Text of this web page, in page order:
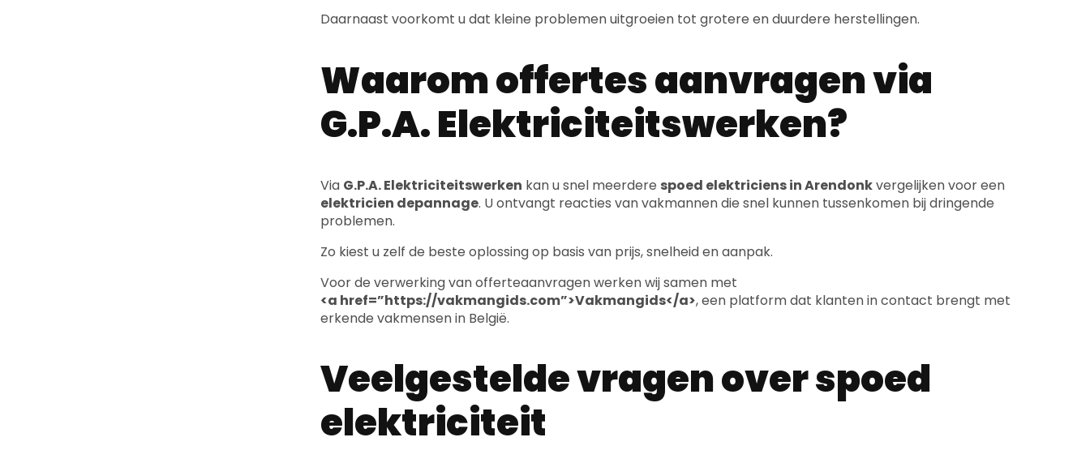
Daarnaast voorkomt u dat kleine problemen uitgroeien tot grotere en duurdere herstellingen.
Waarom offertes aanvragen via
G.P.A. Elektriciteitswerken?
Via G.P.A. Elektriciteitswerken kan u snel meerdere spoed elektriciens in Arendonkvergelijken voor een
elektricien depannage. U ontvangt reacties van vakmannen die snel kunnen tussenkomen bij dringende
problemen.
Zo kiest u zelf de beste oplossing op basis van prijs, snelheid en aanpak.
Voor de verwerking van offerteaanvragen werken wij samen met
<a href=”https://vakmangids.com”>Vakmangids</a>, een platform dat klanten in contact brengt met
erkende vakmensen in België.
Veelgestelde vragen over spoed
elektriciteit